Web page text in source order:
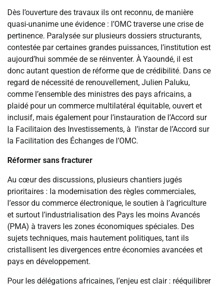
Dès l’ouverture des travaux ils ont reconnu, de manière
quasi-unanime une évidence : l’OMC traverse une crise de
pertinence. Paralysée sur plusieurs dossiers structurants,
contestée par certaines grandes puissances, l’institution est
aujourd’hui sommée de se réinventer. À Yaoundé, il est
donc autant question de réforme que de crédibilité. Dans ce
regard de nécessité de renouvellement, Julien Paluku,
comme l’ensemble des ministres des pays africains, a
plaidé pour un commerce multilatéral équitable, ouvert et
inclusif, mais également pour l’instauration de l’Accord sur
la Facilitaion des Investissements, à l’instar de l’Accord sur
la Facilitation des Échanges de l’OMC.
Réformer sans fracturer
Au cœur des discussions, plusieurs chantiers jugés
prioritaires : la modernisation des règles commerciales,
l’essor du commerce électronique, le soutien à l’agriculture
et surtout l’industrialisation des Pays les moins Avancés
(PMA) à travers les zones économiques spéciales. Des
sujets techniques, mais hautement politiques, tant ils
cristallisent les divergences entre économies avancées et
pays en développement.
Pour les délégations africaines, l’enjeu est clair : rééquilibrer